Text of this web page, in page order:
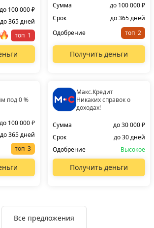
до 100 000 ₽
до 365 дней
топ
Сумма
до 100 000 ₽
Срок
до 365 дней
Одобрение
топ
Получить деньги
под 0 %
до 100 000 ₽
до 365 дней
топ
Макс.Кредит
Никаких справок о
доходах!
Сумма
до 30 000 ₽
Срок
до 30 дней
Одобрение
Высокое
Получить деньги
Все предложения